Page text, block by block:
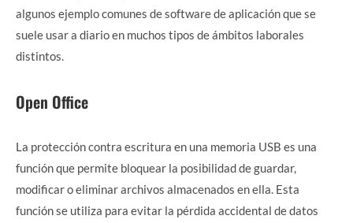
algunos ejemplo comunes de software de aplicación que se
suele usar a diario en muchos tipos de ámbitos laborales
distintos.
Open Office
La protección contra escritura en una memoria USB es una
función que permite bloquear la posibilidad de guardar,
modificar o eliminar archivos almacenados en ella. Esta
función se utiliza para evitar la pérdida accidental de datos